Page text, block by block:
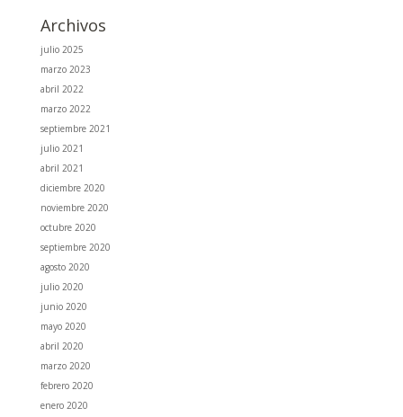
Archivos
julio 2025
marzo 2023
abril 2022
marzo 2022
septiembre 2021
julio 2021
abril 2021
diciembre 2020
noviembre 2020
octubre 2020
septiembre 2020
agosto 2020
julio 2020
junio 2020
mayo 2020
abril 2020
marzo 2020
febrero 2020
enero 2020